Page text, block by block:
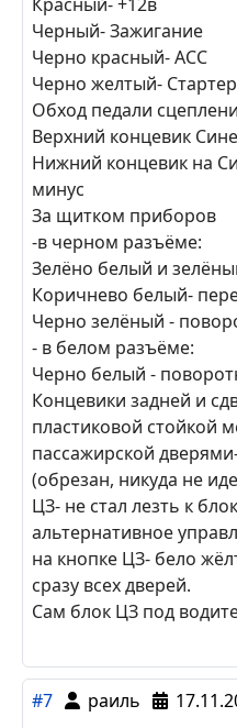
Черный- Зажигание
Черно красный- ACC
Черно желтый- Стартер
Обход педали
Верхний концевик
Нижний концевик на
минус
За щитком приборов
-в черном разъёме:
Зелёно белый и
Коричнево белый-
Черно зелёный -
- в белом разъёме:
Черно белый -
Концевики задней и
пластиковой стойкой
пассажирской
(обрезан, никуда не
ЦЗ- не стал лезть к
альтернативное
на кнопке ЦЗ- бело
сразу всех дверей.
Сам блок ЦЗ под
#7 раиль